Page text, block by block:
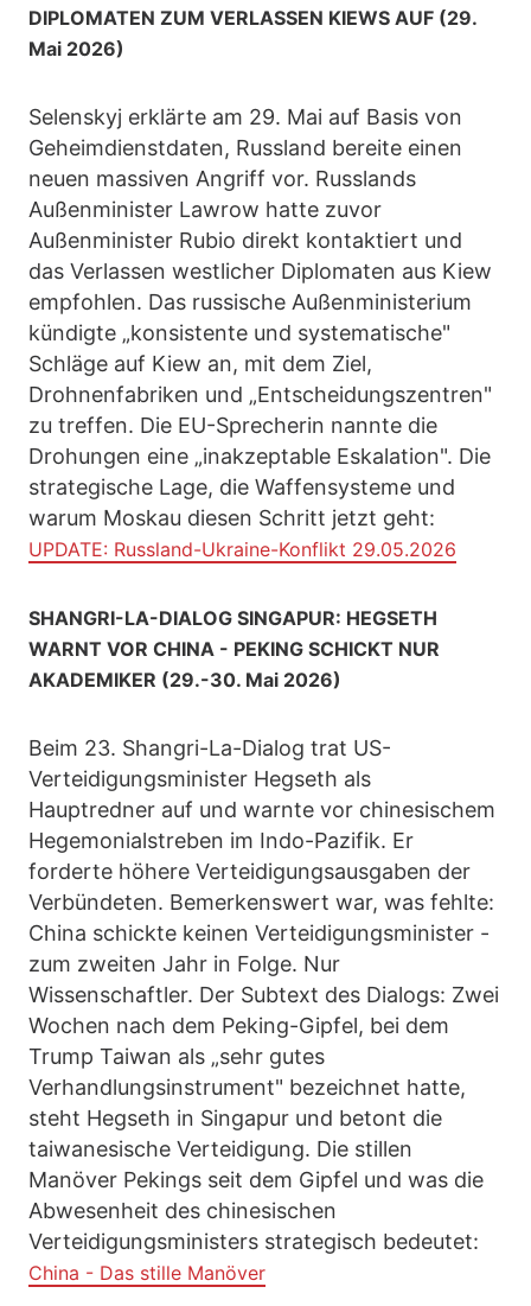
DIPLOMATEN ZUM VERLASSEN KIEWS AUF (29.
Mai 2026)
Selenskyj erklärte am 29. Mai auf Basis von
Geheimdienstdaten, Russland bereite einen
neuen massiven Angriff vor. Russlands
Außenminister Lawrow hatte zuvor
Außenminister Rubio direkt kontaktiert und
das Verlassen westlicher Diplomaten aus Kiew
empfohlen. Das russische Außenministerium
kündigte „konsistente und systematische"
Schläge auf Kiew an, mit dem Ziel,
Drohnenfabriken und „Entscheidungszentren"
zu treffen. Die EU-Sprecherin nannte die
Drohungen eine „inakzeptable Eskalation". Die
strategische Lage, die Waffensysteme und
warum Moskau diesen Schritt jetzt geht:
UPDATE: Russland-Ukraine-Konflikt 29.05.2026
SHANGRI-LA-DIALOG SINGAPUR: HEGSETH
WARNT VOR CHINA - PEKING SCHICKT NUR
AKADEMIKER (29.-30. Mai 2026)
Beim 23. Shangri-La-Dialog trat US-
Verteidigungsminister Hegseth als
Hauptredner auf und warnte vor chinesischem
Hegemonialstreben im Indo-Pazifik. Er
forderte höhere Verteidigungsausgaben der
Verbündeten. Bemerkenswert war, was fehlte:
China schickte keinen Verteidigungsminister -
zum zweiten Jahr in Folge. Nur
Wissenschaftler. Der Subtext des Dialogs: Zwei
Wochen nach dem Peking-Gipfel, bei dem
Trump Taiwan als „sehr gutes
Verhandlungsinstrument" bezeichnet hatte,
steht Hegseth in Singapur und betont die
taiwanesische Verteidigung. Die stillen
Manöver Pekings seit dem Gipfel und was die
Abwesenheit des chinesischen
Verteidigungsministers strategisch bedeutet:
China - Das stille Manöver